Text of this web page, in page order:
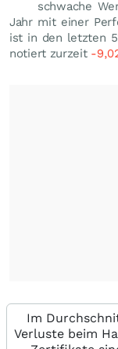
schwache
Jahr mit einer
ist in den letzten
notiert zurzeit -
Im
Verluste beim